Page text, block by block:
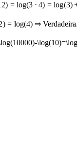
) = log(3 ⋅ 4) = log(3)
) = log(4)⇒ Verdadeira.